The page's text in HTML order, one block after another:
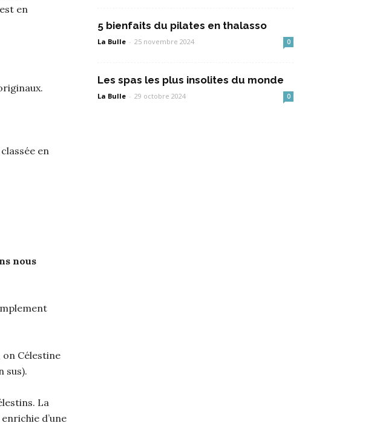
en
en
nous
on Célestine
sus).
La
d’une
5 bienfaits du pilates en thalasso
La Bulle - 25 novembre 2024 0
Les spas les plus insolites du monde
La Bulle - 29 octobre 2024 0